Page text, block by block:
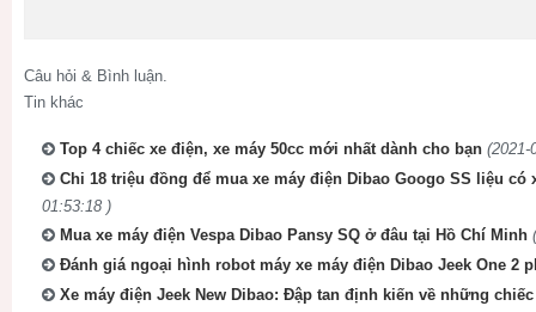
Câu hỏi & Bình luận.
Tin khác
Top 4 chiếc xe điện, xe máy 50cc mới nhất dành cho bạn (2021-
Chi 18 triệu đồng để mua xe máy điện Dibao Googo SS liệu có
01:53:18 )
Mua xe máy điện Vespa Dibao Pansy SQ ở đâu tại Hồ Chí Minh
Đánh giá ngoại hình robot máy xe máy điện Dibao Jeek One 2
Xe máy điện Jeek New Dibao: Đập tan định kiến về những